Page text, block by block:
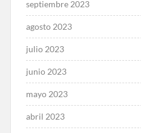
septiembre 2023
agosto 2023
julio 2023
junio 2023
mayo 2023
abril 2023